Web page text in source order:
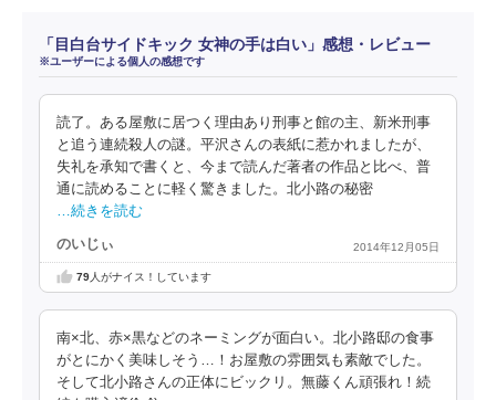
「目白台サイドキック 女神の手は白い」感想・レビュー
※ユーザーによる個人の感想です
読了。ある屋敷に居つく理由あり刑事と館の主、新米刑事
と追う連続殺人の謎。平沢さんの表紙に惹かれましたが、
失礼を承知で書くと、今まで読んだ著者の作品と比べ、普
通に読めることに軽く驚きました。北小路の秘密
…続きを読む
のいじぃ 2014年12月05日
79人がナイス！しています
南×北、赤×黒などのネーミングが面白い。北小路邸の食事
がとにかく美味しそう…！お屋敷の雰囲気も素敵でした。
そして北小路さんの正体にビックリ。無藤くん頑張れ！続